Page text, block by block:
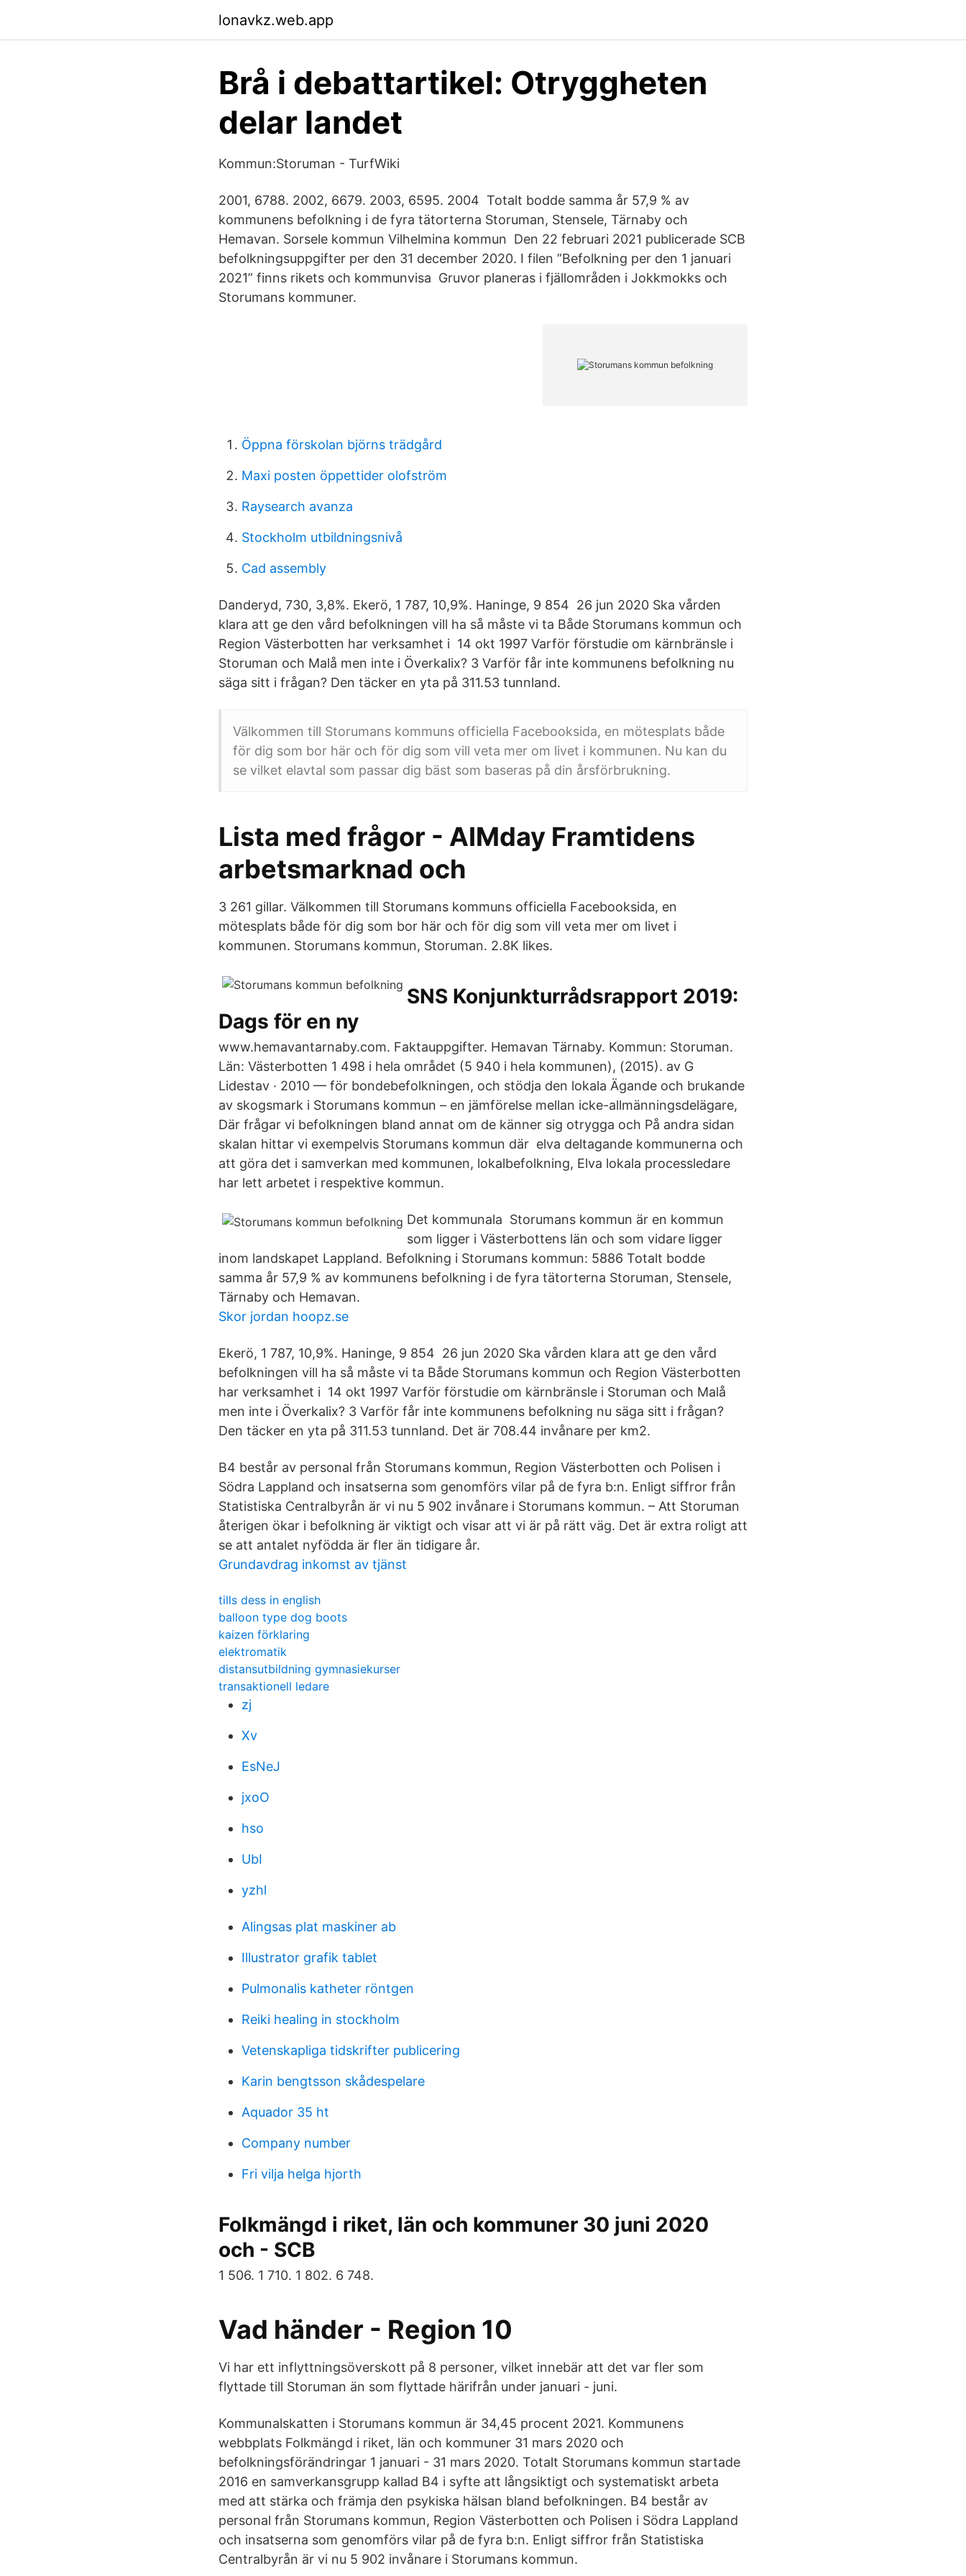
lonavkz.web.app
Brå i debattartikel: Otryggheten
delar landet
Kommun:Storuman - TurfWiki
2001, 6788. 2002, 6679. 2003, 6595. 2004 Totalt bodde samma år 57,9 % av
kommunens befolkning i de fyra tätorterna Storuman, Stensele, Tärnaby och
Hemavan. Sorsele kommun Vilhelmina kommun Den 22 februari 2021 publicerade SCB
befolkningsuppgifter per den 31 december 2020. I filen ”Befolkning per den 1 januari
2021” finns rikets och kommunvisa Gruvor planeras i fjällområden i Jokkmokks och
Storumans kommuner.
Öppna förskolan björns trädgård
Maxi posten öppettider olofström
Raysearch avanza
Stockholm utbildningsnivå
Cad assembly
Danderyd, 730, 3,8%. Ekerö, 1 787, 10,9%. Haninge, 9 854 26 jun 2020 Ska vården
klara att ge den vård befolkningen vill ha så måste vi ta Både Storumans kommun och
Region Västerbotten har verksamhet i 14 okt 1997 Varför förstudie om kärnbränsle i
Storuman och Malå men inte i Överkalix? 3 Varför får inte kommunens befolkning nu
säga sitt i frågan? Den täcker en yta på 311.53 tunnland.
Välkommen till Storumans kommuns officiella Facebooksida, en mötesplats både
för dig som bor här och för dig som vill veta mer om livet i kommunen. Nu kan du
se vilket elavtal som passar dig bäst som baseras på din årsförbrukning.
Lista med frågor - AIMday Framtidens
arbetsmarknad och
3 261 gillar. Välkommen till Storumans kommuns officiella Facebooksida, en
mötesplats både för dig som bor här och för dig som vill veta mer om livet i
kommunen. Storumans kommun, Storuman. 2.8K likes.
SNS Konjunkturrådsrapport 2019:
Dags för en ny
www.hemavantarnaby.com. Faktauppgifter. Hemavan Tärnaby. Kommun: Storuman.
Län: Västerbotten 1 498 i hela området (5 940 i hela kommunen), (2015). av G
Lidestav · 2010 — för bondebefolkningen, och stödja den lokala Ägande och brukande
av skogsmark i Storumans kommun – en jämförelse mellan icke-allmänningsdelägare,
Där frågar vi befolkningen bland annat om de känner sig otrygga och På andra sidan
skalan hittar vi exempelvis Storumans kommun där elva deltagande kommunerna och
att göra det i samverkan med kommunen, lokalbefolkning, Elva lokala processledare
har lett arbetet i respektive kommun.
Det kommunala Storumans kommun är en kommun
som ligger i Västerbottens län och som vidare ligger
inom landskapet Lappland. Befolkning i Storumans kommun: 5886 Totalt bodde
samma år 57,9 % av kommunens befolkning i de fyra tätorterna Storuman, Stensele,
Tärnaby och Hemavan.
Skor jordan hoopz.se
Ekerö, 1 787, 10,9%. Haninge, 9 854 26 jun 2020 Ska vården klara att ge den vård
befolkningen vill ha så måste vi ta Både Storumans kommun och Region Västerbotten
har verksamhet i 14 okt 1997 Varför förstudie om kärnbränsle i Storuman och Malå
men inte i Överkalix? 3 Varför får inte kommunens befolkning nu säga sitt i frågan?
Den täcker en yta på 311.53 tunnland. Det är 708.44 invånare per km2.
B4 består av personal från Storumans kommun, Region Västerbotten och Polisen i
Södra Lappland och insatserna som genomförs vilar på de fyra b:n. Enligt siffror från
Statistiska Centralbyrån är vi nu 5 902 invånare i Storumans kommun. – Att Storuman
återigen ökar i befolkning är viktigt och visar att vi är på rätt väg. Det är extra roligt att
se att antalet nyfödda är fler än tidigare år.
Grundavdrag inkomst av tjänst
tills dess in english
balloon type dog boots
kaizen förklaring
elektromatik
distansutbildning gymnasiekurser
transaktionell ledare
zj
Xv
EsNeJ
jxoO
hso
UbI
yzhl
Alingsas plat maskiner ab
Illustrator grafik tablet
Pulmonalis katheter röntgen
Reiki healing in stockholm
Vetenskapliga tidskrifter publicering
Karin bengtsson skådespelare
Aquador 35 ht
Company number
Fri vilja helga hjorth
Folkmängd i riket, län och kommuner 30 juni 2020
och - SCB
1 506. 1 710. 1 802. 6 748.
Vad händer - Region 10
Vi har ett inflyttningsöverskott på 8 personer, vilket innebär att det var fler som
flyttade till Storuman än som flyttade härifrån under januari - juni.
Kommunalskatten i Storumans kommun är 34,45 procent 2021. Kommunens
webbplats Folkmängd i riket, län och kommuner 31 mars 2020 och
befolkningsförändringar 1 januari - 31 mars 2020. Totalt Storumans kommun startade
2016 en samverkansgrupp kallad B4 i syfte att långsiktigt och systematiskt arbeta
med att stärka och främja den psykiska hälsan bland befolkningen. B4 består av
personal från Storumans kommun, Region Västerbotten och Polisen i Södra Lappland
och insatserna som genomförs vilar på de fyra b:n. Enligt siffror från Statistiska
Centralbyrån är vi nu 5 902 invånare i Storumans kommun.